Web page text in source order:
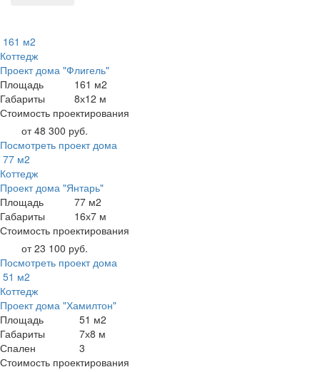
161 м2
Коттедж
Проект дома "Флигель"
Площадь
161 м2
Габариты
8х12 м
Стоимость проектирования
от 48 300 руб.
Посмотреть проект дома
77 м2
Коттедж
Проект дома "Янтарь"
Площадь
77 м2
Габариты
16х7 м
Стоимость проектирования
от 23 100 руб.
Посмотреть проект дома
51 м2
Коттедж
Проект дома "Хамилтон"
Площадь
51 м2
Габариты
7х8 м
Спален
3
Стоимость проектирования